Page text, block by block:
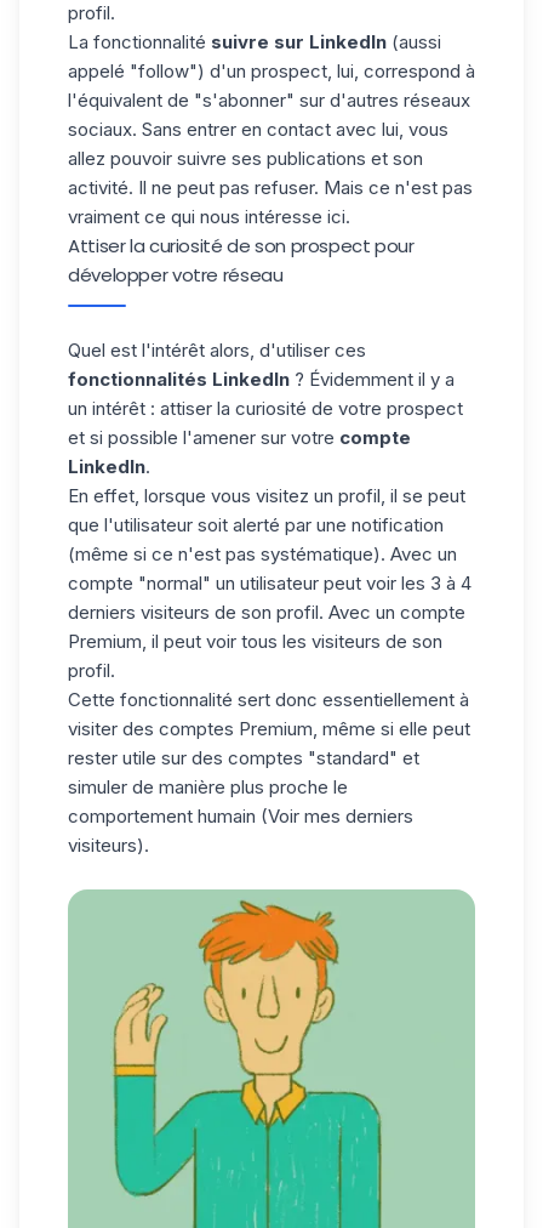
profil.
La fonctionnalité suivre sur LinkedIn (aussi
appelé "follow") d'un prospect, lui, correspond à
l'équivalent de "s'abonner" sur d'autres réseaux
sociaux. Sans entrer en contact avec lui, vous
allez pouvoir suivre ses publications et son
activité. Il ne peut pas refuser. Mais ce n'est pas
vraiment ce qui nous intéresse ici.
Attiser la curiosité de son prospect pour
développer votre réseau
Quel est l'intérêt alors, d'utiliser ces
fonctionnalités LinkedIn ? Évidemment il y a
un intérêt : attiser la curiosité de votre prospect
et si possible l'amener sur votre compte
LinkedIn.
En effet, lorsque vous visitez un profil, il se peut
que l'utilisateur soit alerté par une notification
(même si ce n'est pas systématique). Avec un
compte "normal" un utilisateur peut voir les 3 à 4
derniers visiteurs de son profil. Avec un compte
Premium, il peut voir tous les visiteurs de son
profil.
Cette fonctionnalité sert donc essentiellement à
visiter des comptes Premium, même si elle peut
rester utile sur des comptes "standard" et
simuler de manière plus proche le
comportement humain (Voir mes derniers
visiteurs).